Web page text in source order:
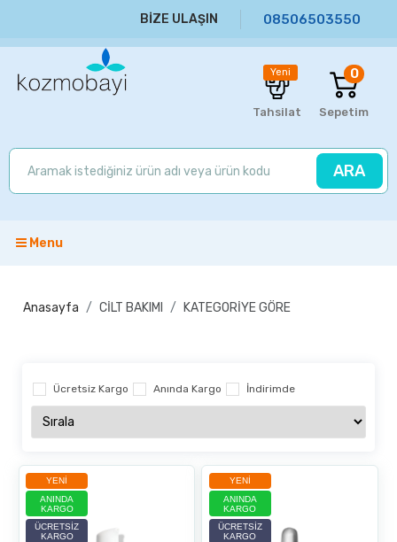
BİZE ULAŞIN 08506503550
ARA
Yeni
Tahsilat Sepetim
0
Menu
Anasayfa CİLT BAKIMI KATEGORİYE GÖRE
Ücretsiz Kargo Anında Kargo İndirimde
YENI
ANINDA
KARGO
ÜCRETSIZ
KARGO
YENI
ANINDA
KARGO
ÜCRETSIZ
KARGO